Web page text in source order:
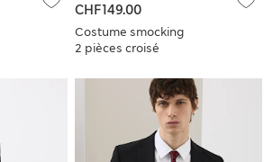
Costume smocking
2 pièces croisé
CHF149.00